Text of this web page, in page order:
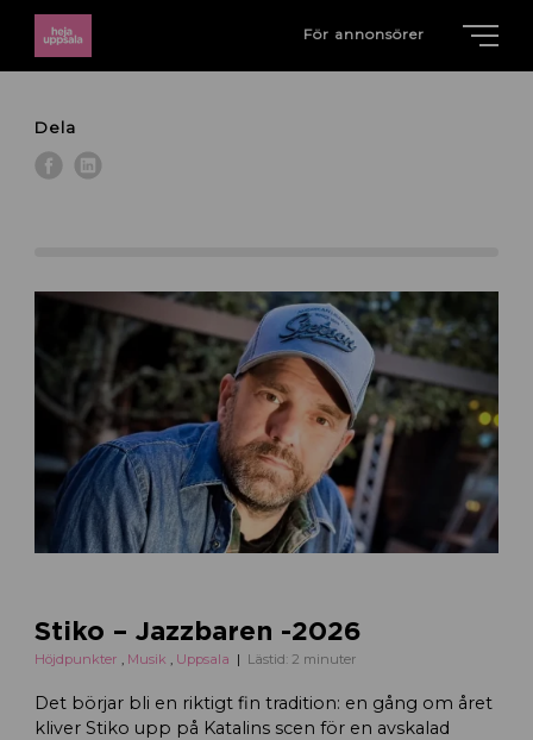
För annonsörer
Dela
Stiko – Jazzbaren -2026
Höjdpunkter Musik Uppsala Lästid: 2 minuter
Det börjar bli en riktigt fin tradition: en gång om året
kliver Stiko upp på Katalins scen för en avskalad